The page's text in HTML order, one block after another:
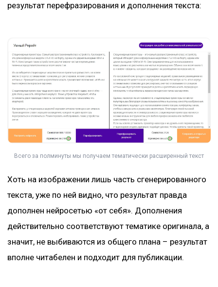
результат перефразирования и дополнения текста:
Всего за полминуты мы получаем тематически расширенный текст
Хоть на изображении лишь часть сгенерированного
текста, уже по ней видно, что результат правда
дополнен нейросетью «от себя». Дополнения
действительно соответствуют тематике оригинала, а
значит, не выбиваются из общего плана – результат
вполне читабелен и подходит для публикации.